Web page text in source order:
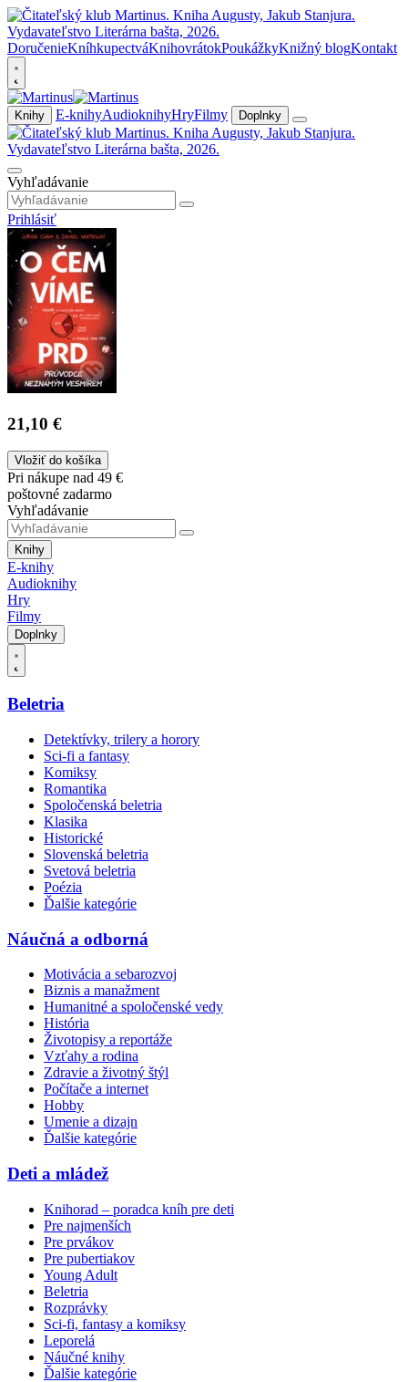
DoručenieKníhkupectváKnihovrátokPoukážkyKnižný blogKontakt
Knihy E-knihyAudioknihyHryFilmy Doplnky
Vyhľadávanie
Prihlásiť
21,10 €
Vložiť do košíka
Pri nákupe nad 49 €
poštovné zadarmo
Vyhľadávanie
Knihy
E-knihy
Audioknihy
Hry
Filmy
Doplnky
Beletria
Detektívky, trilery a horory
Sci-fi a fantasy
Komiksy
Romantika
Spoločenská beletria
Klasika
Historické
Slovenská beletria
Svetová beletria
Poézia
Ďalšie kategórie
Náučná a odborná
Motivácia a sebarozvoj
Biznis a manažment
Humanitné a spoločenské vedy
História
Životopisy a reportáže
Vzťahy a rodina
Zdravie a životný štýl
Počítače a internet
Hobby
Umenie a dizajn
Ďalšie kategórie
Deti a mládež
Knihorad – poradca kníh pre deti
Pre najmenších
Pre prvákov
Pre pubertiakov
Young Adult
Beletria
Rozprávky
Sci-fi, fantasy a komiksy
Leporelá
Náučné knihy
Ďalšie kategórie